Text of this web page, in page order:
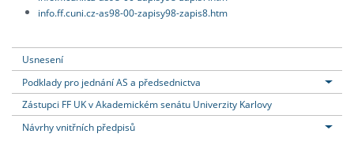
info.ff.cuni.cz-as98-00-zapisy98-zapis8.htm
Usnesení
Podklady pro jednání AS a předsednictva
Zástupci FF UK v Akademickém senátu Univerzity Karlovy
Návrhy vnitřních předpisů